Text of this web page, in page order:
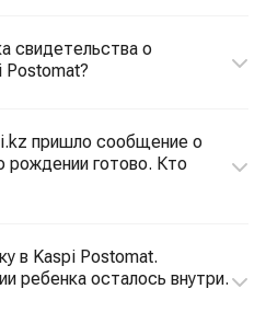
свидетельства о
Postomat?
пришло сообщение о
рождении готово. Кто
в Kaspi Postomat.
ребенка осталось внутри.